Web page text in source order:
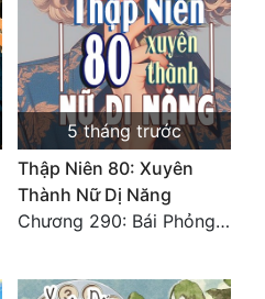
5 tháng trước
Thập Niên 80: Xuyên
Thành Nữ Dị Năng
Chương 290: Bái Phỏng Viên Gia